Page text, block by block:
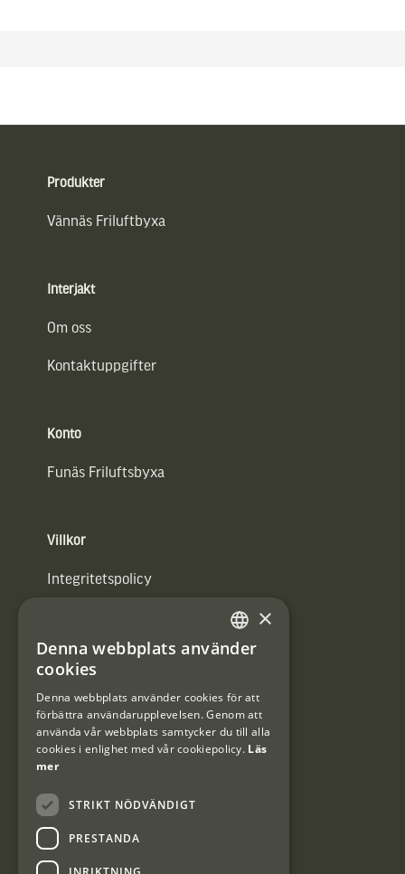
Produkter
Vännäs Friluftbyxa
Interjakt
Om oss
Kontaktuppgifter
Konto
Funäs Friluftsbyxa
Villkor
Integritetspolicy
#Interjaktfamily
Kundklubb
Information om kundklubben.
SWEDISH
×
Denna webbplats använder
cookies
Denna webbplats använder cookies för att
förbättra användarupplevelsen. Genom att
använda vår webbplats samtycker du till alla
cookies i enlighet med vår cookiepolicy. Läs
mer
STRIKT NÖDVÄNDIGT
PRESTANDA